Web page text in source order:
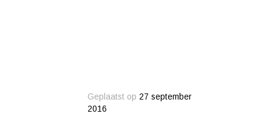
Geplaatst op 27 september
2016